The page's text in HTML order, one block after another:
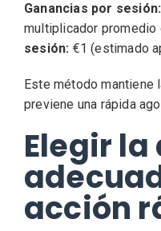
Ganancias por sesión:
multiplicador promedio
sesión: €1 (estimado
Este método mantiene
previene una rápida
Elegir
acción